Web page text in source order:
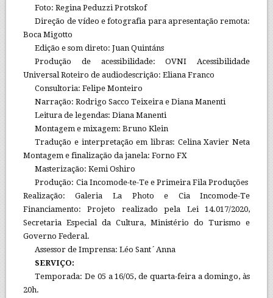
Foto: Regina Peduzzi Protskof
Direção de vídeo e fotografia para apresentação remota:
Boca Migotto
Edição e som direto: Juan Quintáns
Produção de acessibilidade: OVNI Acessibilidade
Universal Roteiro de audiodescrição: Eliana Franco
Consultoria: Felipe Monteiro
Narração: Rodrigo Sacco Teixeira e Diana Manenti
Leitura de legendas: Diana Manenti
Montagem e mixagem: Bruno Klein
Tradução e interpretação em libras: Celina Xavier Neta
Montagem e finalização da janela: Forno FX
Masterização: Kemi Oshiro
Produção: Cia Incomode-te-Te e Primeira Fila Produções
Realização: Galeria La Photo e Cia Incomode-Te
Financiamento: Projeto realizado pela Lei 14.017/2020,
Secretaria Especial da Cultura, Ministério do Turismo e
Governo Federal.
Assessor de Imprensa: Léo Sant´Anna
SERVIÇO:
Temporada: De 05 a 16/05, de quarta-feira a domingo, às
20h.